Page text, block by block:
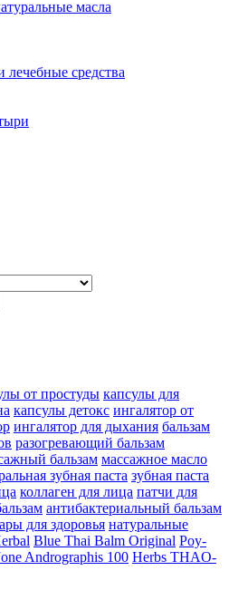
масла
средства
от простуды капсулы для
капсулы детокс ингалятор от
ингалятор для дыхания бальзам
разогревающий бальзам
бальзам массажное масло
зубная паста зубная паста
коллаген для лица патчи для
антибактериальный бальзам
для здоровья натуральные
Blue Thai Balm Original Poy-
Andrographis 100 Herbs THAO-